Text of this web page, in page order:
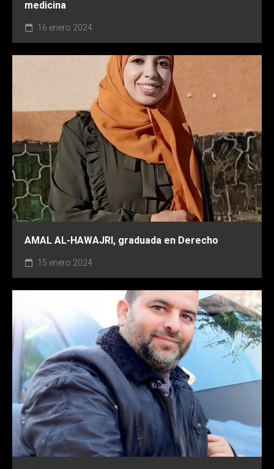
medicina
16 enero 2024
AMAL AL-HAWAJRI, graduada en Derecho
15 enero 2024